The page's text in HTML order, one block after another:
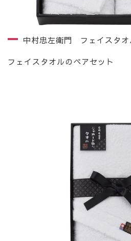
中村忠左衛門 フェイスタオ
フェイスタオルのペアセット